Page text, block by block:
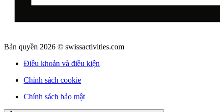
Bản quyền 2026 © swissactivities.com
Điều khoản và điều kiện
Chính sách cookie
Chính sách bảo mật